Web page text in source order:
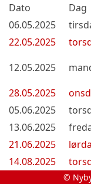
Dato
Dag
06.05.2025
22.05.2025
12.05.2025
28.05.2025
05.06.2025
13.06.2025
21.06.2025
14.08.2025
©